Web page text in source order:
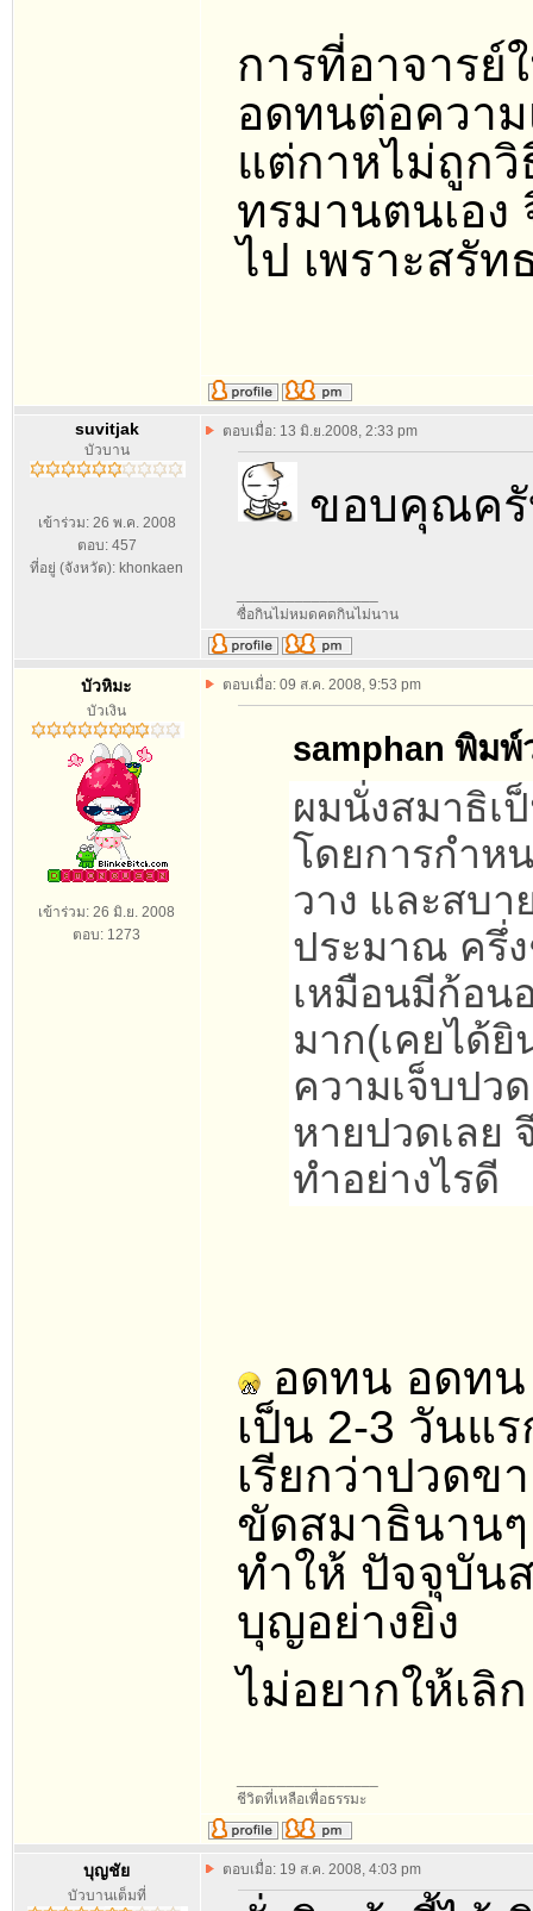
การที่อาจาร
อดทนต่อควา
แต่กาหไม่ถูก
ทรมานตนเอ
ไป เพราะสรัท
suvitjak
บัวบาน
เข้าร่วม: 26 พ.ค. 2008
ตอบ: 457
ที่อยู่ (จังหวัด): khonkaen
ตอบเมื่อ: 13 มิ.ย.2008, 2:33 pm
ขอบคุณค
ซื่อกินไม่หมดคดกินไม่นาน
บัวหิมะ
บัวเงิน
เข้าร่วม: 26 มิ.ย. 2008
ตอบ: 1273
ตอบเมื่อ: 09 ส.ค. 2008, 9:53 pm
samphan พิมพ์
ผมนั่งสมาธิเ
โดยการกำห
วาง และสบา
ประมาณ ครึ่
เหมือนมีก้อน
มาก(เคยได้
ความเจ็บปว
หายปวดเลย
ทำอย่างไรดี
อดทน อดทน
เป็น 2-3 วันแ
เรียกว่าปวดข
ขัดสมาธินาน
ทำให้ ปัจจุบัน
บุญอย่างยิ่ง
ไม่อยากให้เลิ
ชีวิตที่เหลือเพื่อธรรมะ
บุญชัย
บัวบานเต็มที่
ตอบเมื่อ: 19 ส.ค. 2008, 4:03 pm